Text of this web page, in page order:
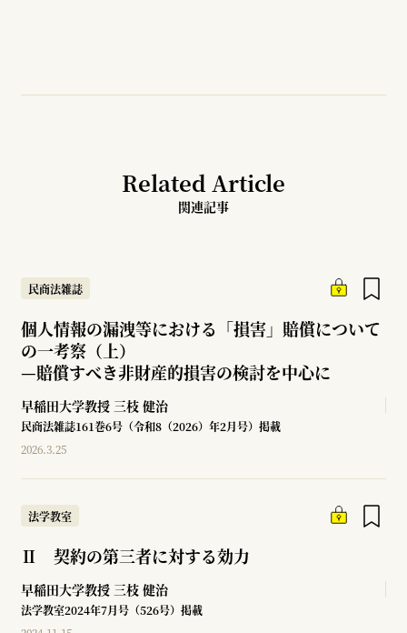
Related Article
関連記事
民商法雑誌
個人情報の漏洩等における「損害」賠償について
の一考察（上）
—賠償すべき非財産的損害の検討を中心に
早稲田大学教授 三枝 健治
民商法雑誌161巻6号（令和8（2026）年2月号）掲載
2026.3.25
法学教室
Ⅱ 契約の第三者に対する効力
早稲田大学教授 三枝 健治
法学教室2024年7月号（526号）掲載